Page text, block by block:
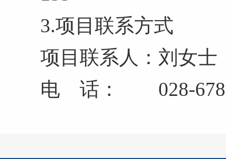
3.项目联系方式
项目联系人：刘女士
电 话： 028-